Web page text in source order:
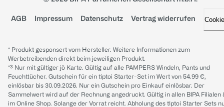
AGB Impressum Datenschutz Vertrag widerrufen
* Produkt gesponsert vom Hersteller. Weitere Informationen zum
Werbetreibenden direkt beim jeweiligen Produkt.
*³ Nur mit gültiger jö Karte. Gültig auf alle PAMPERS Windeln, Pants und
Feuchttücher. Gutschein für ein tiptoi Starter-Set im Wert von 54.99 €,
einlösbar bis 30.09.2026. Nur ein Gutschein pro Einkauf einlösbar. Der
Sammelwert wird auf der Rechnung angedruckt. Gültig in allen BIPA Filialen
im Online Shop. Solange der Vorrat reicht. Abholung des tiptoi Starter Sets